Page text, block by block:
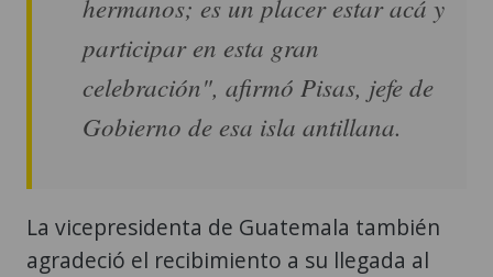
celebración", afirmó Pisas, jefe de
Gobierno de esa isla antillana.
agradeció el recibimiento a su llegada al
aeropuerto: "Un saludo afectuoso al
pueblo colombiano, a este país tan